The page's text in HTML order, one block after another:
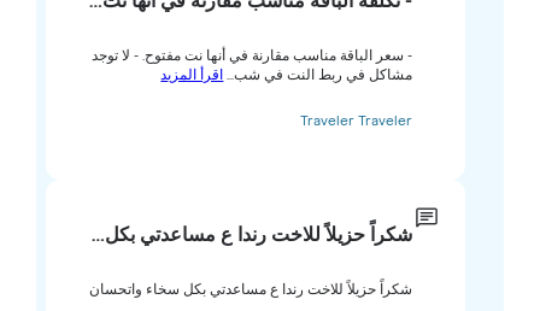
- سعر الباقة مناسب مقارنة في أنها نت مفتوح. - لا توجد
مشاكل في ربط النت في شب...اقرأ المزيد
Traveler Traveler
شكراً حزيلاً للاخت رندا ع مساعدتي بكل…
شكراً حزيلاً للاخت رندا ع مساعدتي بكل سخاء واتحسان